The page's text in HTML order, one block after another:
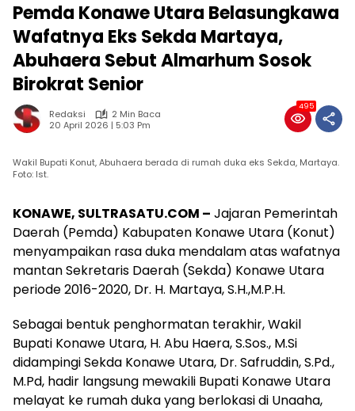
Pemda Konawe Utara Belasungkawa
Wafatnya Eks Sekda Martaya,
Abuhaera Sebut Almarhum Sosok
Birokrat Senior
Redaksi
2 Min Baca
20 April 2026 | 5:03 Pm
495
Wakil Bupati Konut, Abuhaera berada di rumah duka eks Sekda, Martaya.
Foto: Ist.
KONAWE, SULTRASATU.COM – Jajaran Pemerintah
Daerah (Pemda) Kabupaten Konawe Utara (Konut)
menyampaikan rasa duka mendalam atas wafatnya
mantan Sekretaris Daerah (Sekda) Konawe Utara
periode 2016-2020, Dr. H. Martaya, S.H.,M.P.H.
Sebagai bentuk penghormatan terakhir, Wakil
Bupati Konawe Utara, H. Abu Haera, S.Sos., M.Si
didampingi Sekda Konawe Utara, Dr. Safruddin, S.Pd.,
M.Pd, hadir langsung mewakili Bupati Konawe Utara
melayat ke rumah duka yang berlokasi di Unaaha,